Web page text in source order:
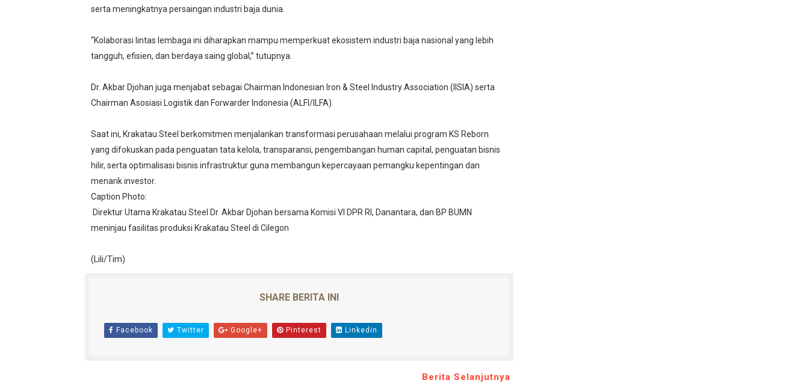
serta meningkatnya persaingan industri baja dunia.
“Kolaborasi lintas lembaga ini diharapkan mampu memperkuat ekosistem industri baja nasional yang lebih
tangguh, efisien, dan berdaya saing global,” tutupnya.
Dr. Akbar Djohan juga menjabat sebagai Chairman Indonesian Iron & Steel Industry Association (IISIA) serta
Chairman Asosiasi Logistik dan Forwarder Indonesia (ALFI/ILFA).
Saat ini, Krakatau Steel berkomitmen menjalankan transformasi perusahaan melalui program KS Reborn
yang difokuskan pada penguatan tata kelola, transparansi, pengembangan human capital, penguatan bisnis
hilir, serta optimalisasi bisnis infrastruktur guna membangun kepercayaan pemangku kepentingan dan
menarik investor.
Caption Photo:
Direktur Utama Krakatau Steel Dr. Akbar Djohan bersama Komisi VI DPR RI, Danantara, dan BP BUMN
meninjau fasilitas produksi Krakatau Steel di Cilegon
(Lili/Tim)
SHARE BERITA INI
Facebook Twitter Google+ Pinterest Linkedin
Berita Selanjutnya